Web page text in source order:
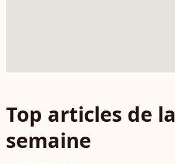
Top articles de la
semaine